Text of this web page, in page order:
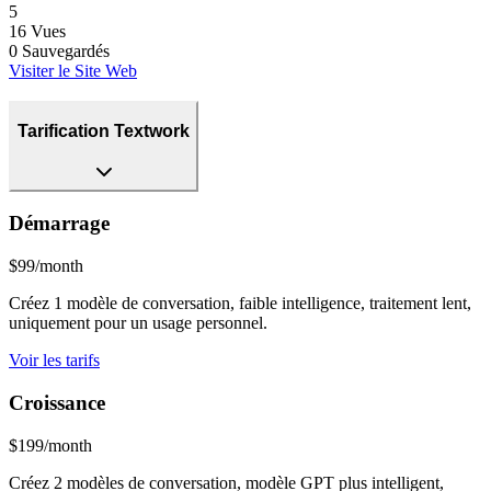
5
16 Vues
0 Sauvegardés
Visiter le Site Web
Tarification Textwork
Démarrage
$99/month
Créez 1 modèle de conversation, faible intelligence, traitement lent,
uniquement pour un usage personnel.
Voir les tarifs
Croissance
$199/month
Créez 2 modèles de conversation, modèle GPT plus intelligent,